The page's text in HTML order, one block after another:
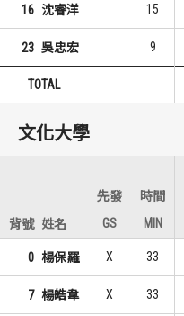
16 沈睿洋 15
23 吳忠宏 9
TOTAL
文化大學
先發
時間
背號 姓名 GS MIN
0 楊保羅 X 33
7 楊皓韋 X 33